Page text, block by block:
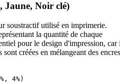
Noir clé)
soustractif utilisé en imprimerie.
la quantité de chaque
pour le design d'impression, car
créées en mélangeant des encres
4%)